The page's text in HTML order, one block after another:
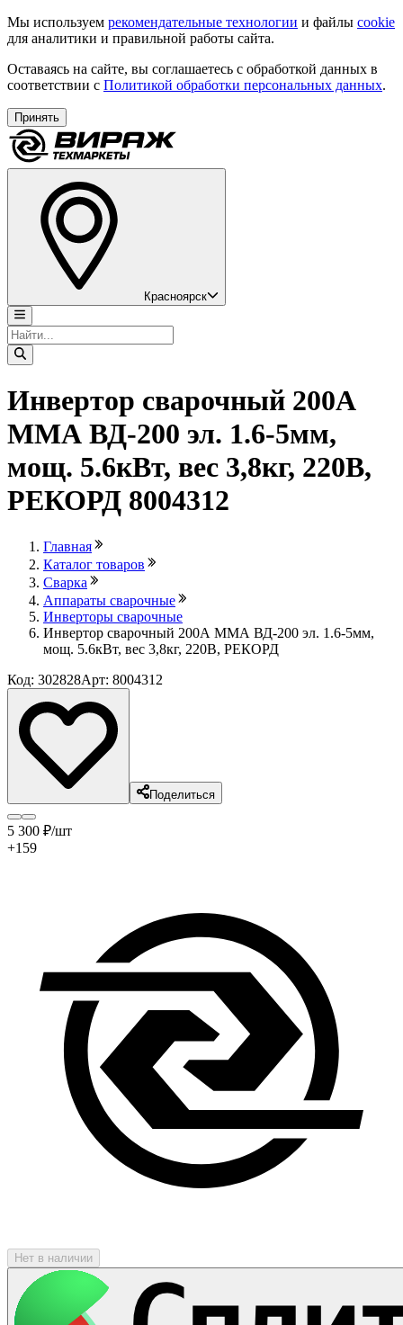
Мы используем рекомендательные технологии и файлы cookie
для аналитики и правильной работы сайта.
Оставаясь на сайте, вы соглашаетесь с обработкой данных в
соответствии с Политикой обработки персональных данных.
Принять
Красноярск
Инвертор сварочный 200А
ММА ВД-200 эл. 1.6-5мм,
мощ. 5.6кВт, вес 3,8кг, 220В,
РЕКОРД 8004312
Главная
Каталог товаров
Сварка
Аппараты сварочные
Инверторы сварочные
Инвертор сварочный 200А ММА ВД-200 эл. 1.6-5мм,
мощ. 5.6кВт, вес 3,8кг, 220В, РЕКОРД
Код: 302828Арт: 8004312
Поделиться
5 300 ₽/шт
+159
Нет в наличии